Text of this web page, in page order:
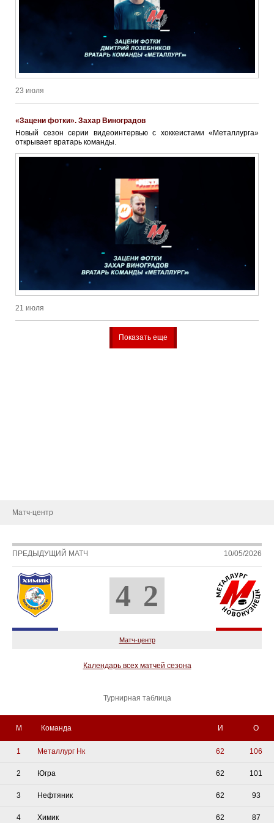
23 июля
«Зацени фотки». Захар Виноградов
Новый сезон серии видеоинтервью с хоккеистами «Металлурга»
открывает вратарь команды.
21 июля
Показать еще
Матч-центр
ПРЕДЫДУЩИЙ МАТЧ 10/05/2026
4 2
Матч-центр
Календарь всех матчей сезона
Турнирная таблица
М Команда И О
1 Металлург Нк 62 106
2 Югра 62 101
3 Нефтяник 62 93
4 Химик 62 87